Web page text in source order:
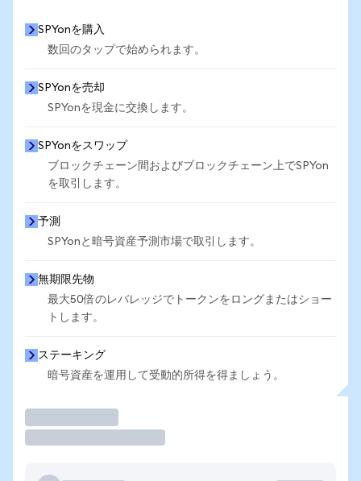
SPYonを購入
数回のタップで始められます。
SPYonを売却
SPYonを現金に交換します。
SPYonをスワップ
ブロックチェーン間およびブロックチェーン上でSPYon
を取引します。
予測
SPYonと暗号資産予測市場で取引します。
無期限先物
最大50倍のレバレッジでトークンをロングまたはショー
トします。
ステーキング
暗号資産を運用して受動的所得を得ましょう。